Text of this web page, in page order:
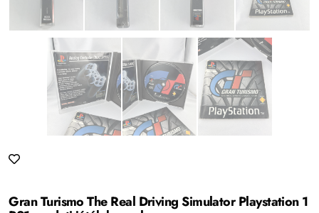
Gran Turismo The Real Driving Simulator Playstation 1